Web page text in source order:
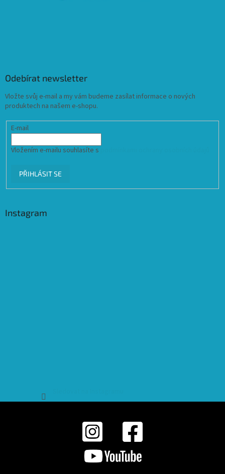
Odebírat newsletter
Vložte svůj e-mail a my vám budeme zasílat informace o nových
produktech na našem e-shopu.
E-mail
Vložením e-mailu souhlasíte s
PŘIHLÁSIT SE
Instagram